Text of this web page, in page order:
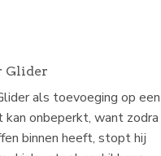
Glider
als toevoeging op een
kan onbeperkt, want zodra
binnen heeft, stopt hij